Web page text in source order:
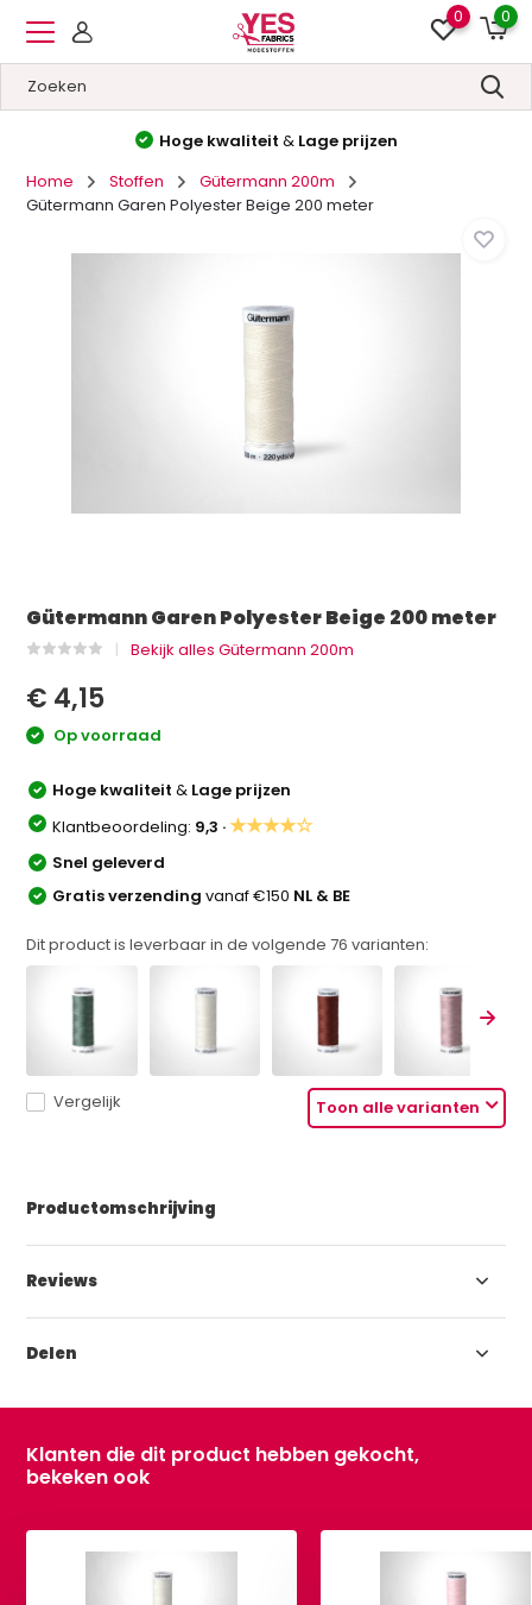
0 0
Hoge kwaliteit & Lage prijzen
Home
Stoffen
Gütermann 200m
Gütermann Garen Polyester Beige 200 meter
Gütermann Garen Polyester Beige 200 meter
Bekijk alles Gütermann 200m
€ 4,15
Op voorraad
Hoge kwaliteit& Lage prijzen
Klantbeoordeling: 9,3 ·★★★★☆
Snel geleverd
Gratis verzendingvanaf €150 NL & BE
Dit product is leverbaar in de volgende76 varianten:
Toon alle varianten
Vergelijk
Productomschrijving
Reviews
Delen
Klanten die dit product hebben gekocht,
bekeken ook